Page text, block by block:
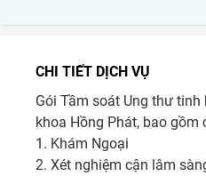
CHI TIẾT DỊCH VỤ
Gói Tầm soát Ung thư tinh
khoa Hồng Phát, bao gồm
1. Khám Ngoại
2. Xét nghiệm cận lâm